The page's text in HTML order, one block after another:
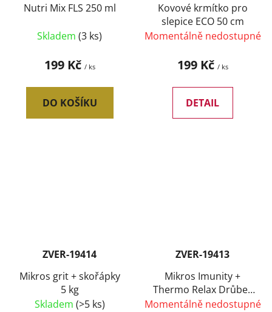
Nutri Mix FLS 250 ml
Skladem (3 ks)
199 Kč / ks
DO KOŠÍKU
Kovové krmítko pro
slepice ECO 50 cm
Momentálně nedostupné
199 Kč / ks
DETAIL
ZVER-19414
Mikros grit + skořápky
5 kg
Skladem (>5 ks)
ZVER-19413
Mikros Imunity +
Thermo Relax Drůbež
500 g
Momentálně nedostupné